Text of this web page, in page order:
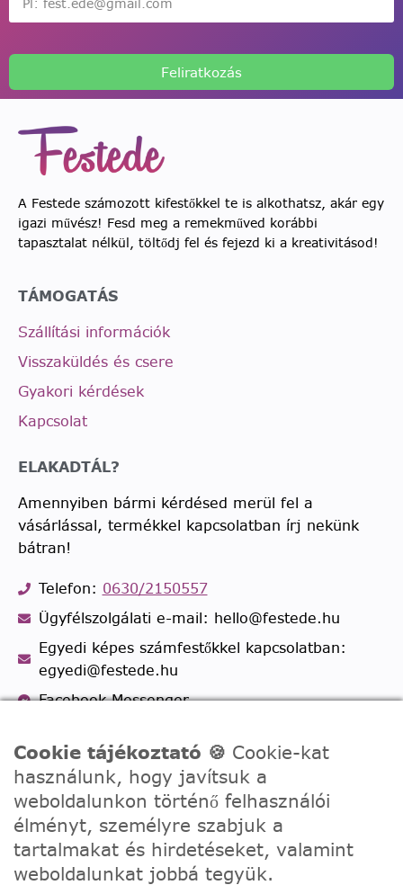
Feliratkozás
A Festede számozott kifestőkkel te is alkothatsz, akár egy
igazi művész! Fesd meg a remekműved korábbi
tapasztalat nélkül, töltődj fel és fejezd ki a kreativitásod!
TÁMOGATÁS
Szállítási információk
Visszaküldés és csere
Gyakori kérdések
Kapcsolat
ELAKADTÁL?
Amennyiben bármi kérdésed merül fel a
vásárlással, termékkel kapcsolatban írj nekünk
bátran!
Telefon: 0630/2150557
Ügyfélszolgálati e-mail: hello@festede.hu
Egyedi képes számfestőkkel kapcsolatban:
egyedi@festede.hu
Facebook Messenger
Cookie tájékoztató 🍪 Cookie-kat
használunk, hogy javítsuk a
weboldalunkon történő felhasználói
élményt, személyre szabjuk a
tartalmakat és hirdetéseket, valamint
weboldalunkat jobbá tegyük.